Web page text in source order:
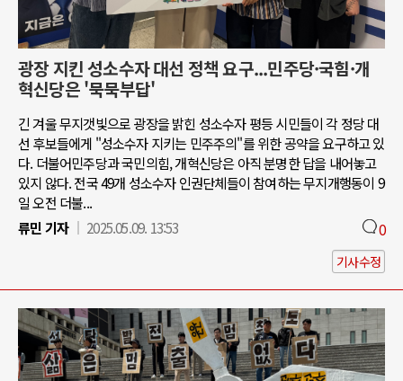
광장 지킨 성소수자 대선 정책 요구...민주당·국힘·개
혁신당은 '묵묵부답'
긴 겨울 무지갯빛으로 광장을 밝힌 성소수자 평등 시민들이 각 정당 대
선 후보들에게 "성소수자 지키는 민주주의"를 위한 공약을 요구하고 있
다. 더불어민주당과 국민의힘, 개혁신당은 아직 분명한 답을 내어놓고
있지 않다. 전국 49개 성소수자 인권단체들이 참여하는 무지개행동이 9
일 오전 더불...
류민 기자
2025.05.09. 13:53 0
기사수정